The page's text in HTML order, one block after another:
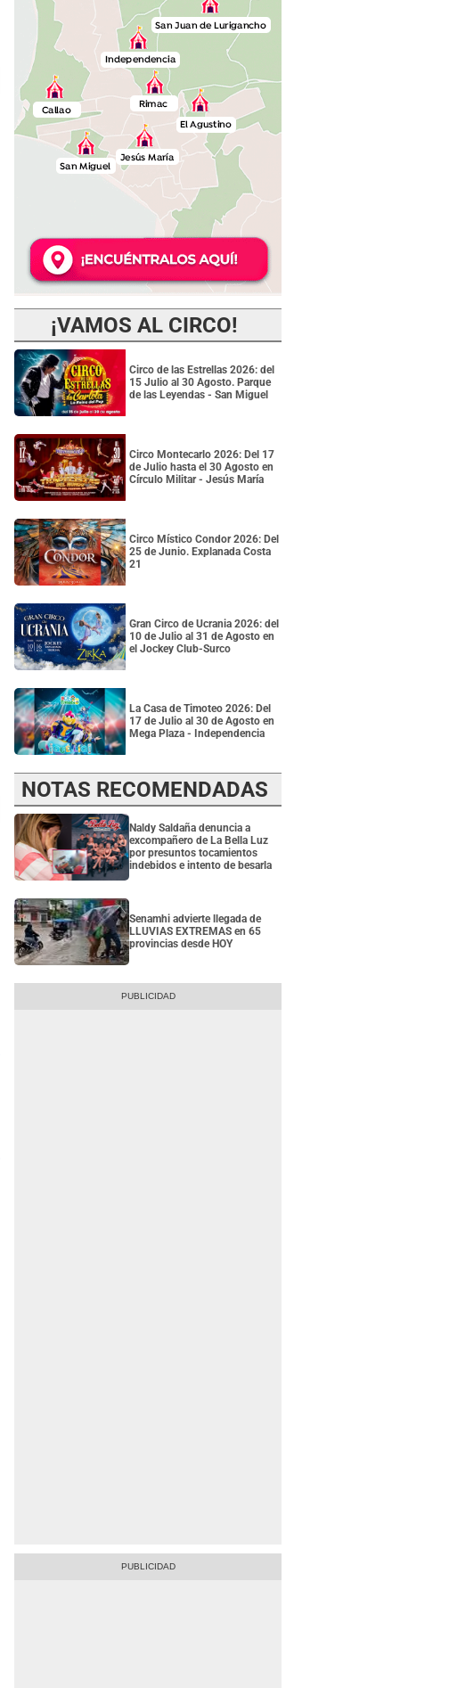
¡VAMOS AL CIRCO!
Circo de las Estrellas 2026: del
15 Julio al 30 Agosto. Parque
de las Leyendas - San Miguel
Circo Montecarlo 2026: Del 17
de Julio hasta el 30 Agosto en
Círculo Militar - Jesús María
Circo Místico Condor 2026: Del
25 de Junio. Explanada Costa
21
Gran Circo de Ucrania 2026: del
10 de Julio al 31 de Agosto en
el Jockey Club-Surco
La Casa de Timoteo 2026: Del
17 de Julio al 30 de Agosto en
Mega Plaza - Independencia
NOTAS RECOMENDADAS
Naldy Saldaña denuncia a
excompañero de La Bella Luz
por presuntos tocamientos
indebidos e intento de besarla
Senamhi advierte llegada de
LLUVIAS EXTREMAS en 65
provincias desde HOY